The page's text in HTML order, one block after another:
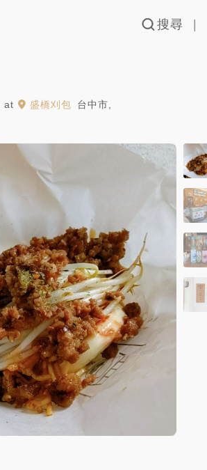
搜尋
at 盛橋刈包 台中市